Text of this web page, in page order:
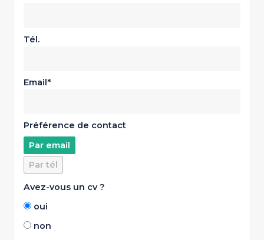
Tél.
Email
Préférence de contact
Par email
Par tél
Avez-vous un cv ?
oui
non